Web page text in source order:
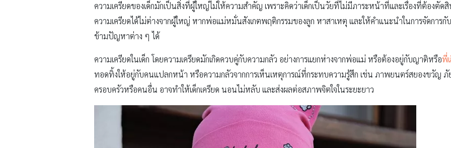
ความเครียดของเด็กมักเป็นสิ่งที่ผู้ใหญ่ไม่ให้ความสำคัญ เพราะคิดว่าเด็กเป็นวัยที่ไม่มีภาระหน้าที่และเรื่องที่ต้องตัด
ความเครียดได้ไม่ต่างจากผู้ใหญ่ หากพ่อแม่หมั่นสังเกตพฤติกรรมของลูก หาสาเหตุ และให้คำแนะนำในการจัดการกั
ข้ามปัญหาต่าง ๆ ได้
ความเครียดในเด็ก โดยความเครียดมักเกิดควบคู่กับความกลัว อย่างการแยกห่างจากพ่อแม่ หรือต้องอยู่กับญาติหรือพี่
ทอดทิ้งให้อยู่กับคนแปลกหน้า หรือความกลัวจากการเห็นเหตุการณ์ที่กระทบความรู้สึก เช่น ภาพยนตร์สยองขวัญ ภั
ครอบครัวหรือคนอื่น อาจทำให้เด็กเครียด นอนไม่หลับ และส่งผลต่อสภาพจิตใจในระยะยาว